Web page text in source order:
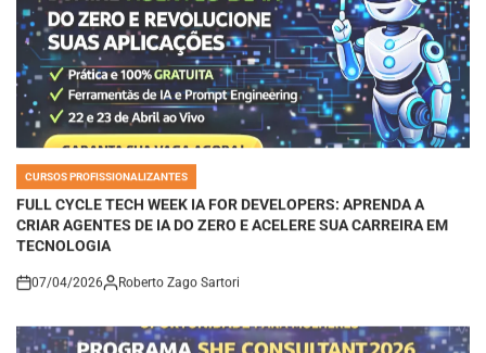
POSTED
IN
FULL CYCLE TECH WEEK IA FOR DEVELOPERS: APRENDA A
CRIAR AGENTES DE IA DO ZERO E ACELERE SUA CARREIRA EM
TECNOLOGIA